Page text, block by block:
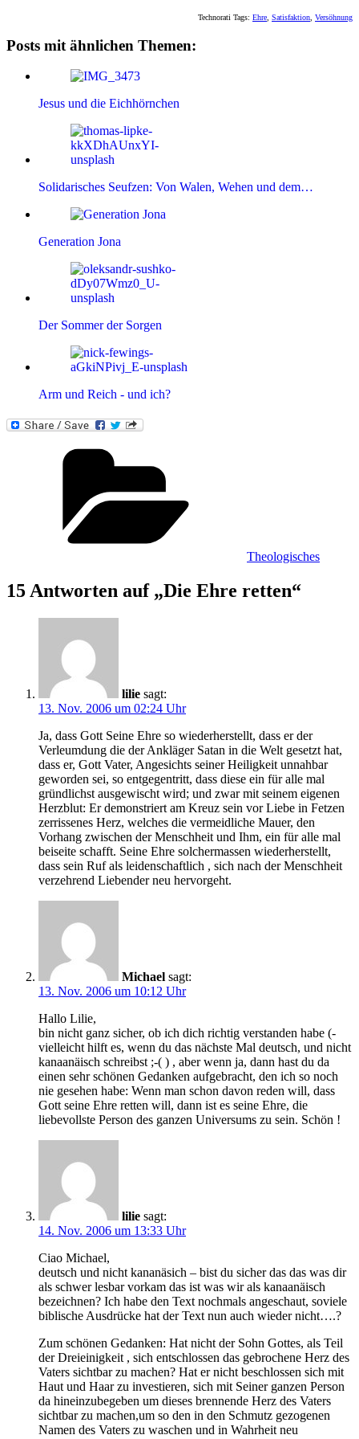
Technorati Tags: Ehre Satisfaktion Versöhnung
Posts mit ähnlichen Themen:
Jesus und die Eichhörnchen
Solidarisches Seufzen: Von Walen, Wehen und dem…
Generation Jona
Der Sommer der Sorgen
Arm und Reich - und ich?
Theologisches
15 Antworten auf „Die Ehre retten“
lilie sagt:
13. Nov. 2006 um 02:24 Uhr
Ja, dass Gott Seine Ehre so wiederherstellt, dass er der
Verleumdung die der Ankläger Satan in die Welt gesetzt hat,
dass er, Gott Vater, Angesichts seiner Heiligkeit unnahbar
geworden sei, so entgegentritt, dass diese ein für alle mal
gründlichst ausgewischt wird; und zwar mit seinem eigenen
Herzblut: Er demonstriert am Kreuz sein vor Liebe in Fetzen
zerrissenes Herz, welches die vermeidliche Mauer, den
Vorhang zwischen der Menschheit und Ihm, ein für alle mal
beiseite schafft. Seine Ehre solchermassen wiederherstellt,
dass sein Ruf als leidenschaftlich , sich nach der Menschheit
verzehrend Liebender neu hervorgeht.
Michael sagt:
13. Nov. 2006 um 10:12 Uhr
Hallo Lilie,
bin nicht ganz sicher, ob ich dich richtig verstanden habe (-
vielleicht hilft es, wenn du das nächste Mal deutsch, und nicht
kanaanäisch schreibst ;-( ) , aber wenn ja, dann hast du da
einen sehr schönen Gedanken aufgebracht, den ich so noch
nie gesehen habe: Wenn man schon davon reden will, dass
Gott seine Ehre retten will, dann ist es seine Ehre, die
liebevollste Person des ganzen Universums zu sein. Schön !
lilie sagt:
14. Nov. 2006 um 13:33 Uhr
Ciao Michael,
deutsch und nicht kananäsich – bist du sicher das das was dir
als schwer lesbar vorkam das ist was wir als kanaanäisch
bezeichnen? Ich habe den Text nochmals angeschaut, soviele
biblische Ausdrücke hat der Text nun auch wieder nicht….?
Zum schönen Gedanken: Hat nicht der Sohn Gottes, als Teil
der Dreieinigkeit , sich entschlossen das gebrochene Herz des
Vaters sichtbar zu machen? Hat er nicht beschlossen sich mit
Haut und Haar zu investieren, sich mit Seiner ganzen Person
da hineinzubegeben um dieses brennende Herz des Vaters
sichtbar zu machen,um so den in den Schmutz gezogenen
Namen des Vaters zu waschen und in Wahrheit neu